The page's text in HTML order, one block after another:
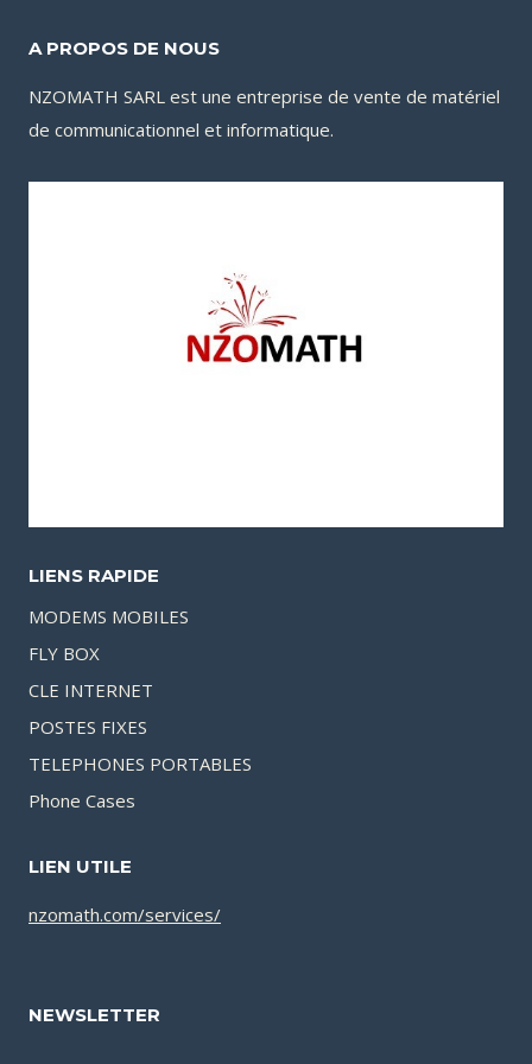
A PROPOS DE NOUS
NZOMATH SARL est une entreprise de vente de matériel
de communicationnel et informatique.
LIENS RAPIDE
MODEMS MOBILES
FLY BOX
CLE INTERNET
POSTES FIXES
TELEPHONES PORTABLES
Phone Cases
LIEN UTILE
nzomath.com/services/
NEWSLETTER